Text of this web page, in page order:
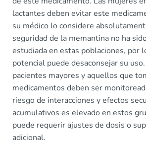
lactantes deben evitar este
su médico lo considere
seguridad de la memantina no ha
estudiada en estas poblaciones, por
potencial puede desaconsejar su
pacientes mayores y aquellos que
medicamentos deben ser
riesgo de interacciones y efectos
acumulativos es elevado en estos
puede requerir ajustes de dosis o
adicional.